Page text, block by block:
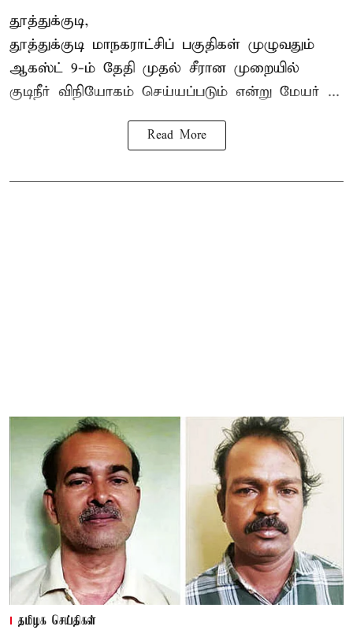
தூத்துக்குடி,
தூத்துக்குடி மாநகராட்சிப் பகுதிகள் முழுவதும்
ஆகஸ்ட் 9-ம் தேதி முதல் சீரான முறையில்
குடிநீர் விநியோகம் செய்யப்படும் என்று மேயர் ...
Read More
தமிழக செய்திகள்